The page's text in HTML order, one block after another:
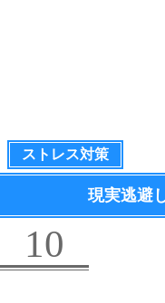
ストレス対策
現実逃避
10